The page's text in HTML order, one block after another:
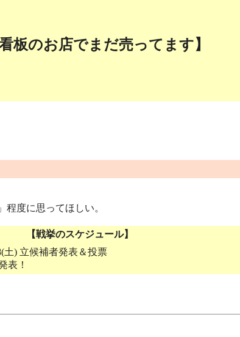
板のお店でまだ売ってます】
度に思ってほしい。
【戦挙のスケジュール】
土) 立候補者発表＆投票
表！